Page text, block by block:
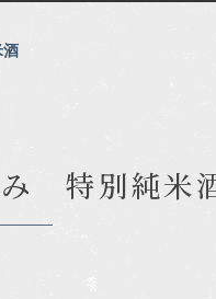
特別純米